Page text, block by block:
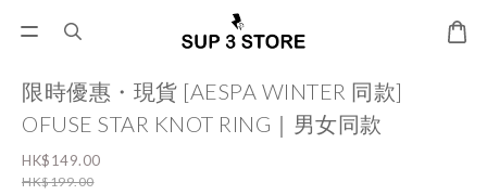
限時優惠・現貨 [AESPA WINTER 同款]
OFUSE STAR KNOT RING｜男女同款
HK$149.00
HK$199.00